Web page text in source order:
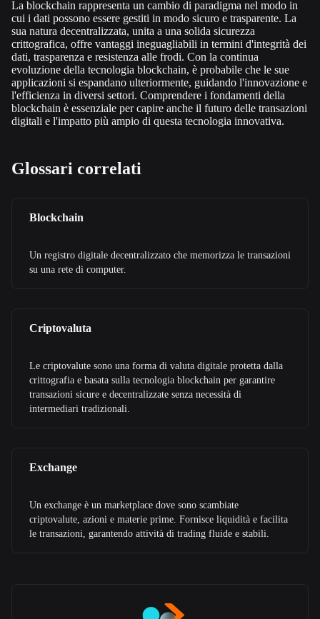
La blockchain rappresenta un cambio di paradigma nel modo in
cui i dati possono essere gestiti in modo sicuro e trasparente. La
sua natura decentralizzata, unita a una solida sicurezza
crittografica, offre vantaggi ineguagliabili in termini d'integrità dei
dati, trasparenza e resistenza alle frodi. Con la continua
evoluzione della tecnologia blockchain, è probabile che le sue
applicazioni si espandano ulteriormente, guidando l'innovazione e
l'efficienza in diversi settori. Comprendere i fondamenti della
blockchain è essenziale per capire anche il futuro delle transazioni
digitali e l'impatto più ampio di questa tecnologia innovativa.
Glossari correlati
Blockchain
Un registro digitale decentralizzato che memorizza le transazioni
su una rete di computer.
Criptovaluta
Le criptovalute sono una forma di valuta digitale protetta dalla
crittografia e basata sulla tecnologia blockchain per garantire
transazioni sicure e decentralizzate senza necessità di
intermediari tradizionali.
Exchange
Un exchange è un marketplace dove sono scambiate
criptovalute, azioni e materie prime. Fornisce liquidità e facilita
le transazioni, garantendo attività di trading fluide e stabili.